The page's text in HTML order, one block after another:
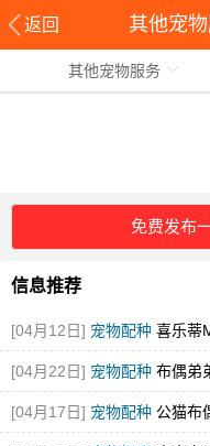
返回 其他宠
其他宠物服务
免费发布
信息推荐
[04月12日] 宠物配种 喜乐蒂
[04月22日] 宠物配种 布偶弟
[04月17日] 宠物配种 公猫布